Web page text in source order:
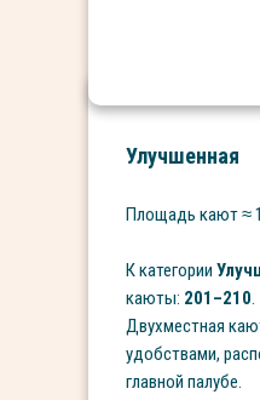
Площадь кают ≈
К категории
каюты: 201–210.
Двухместная
удобствами,
главной палубе.
Улучшенная